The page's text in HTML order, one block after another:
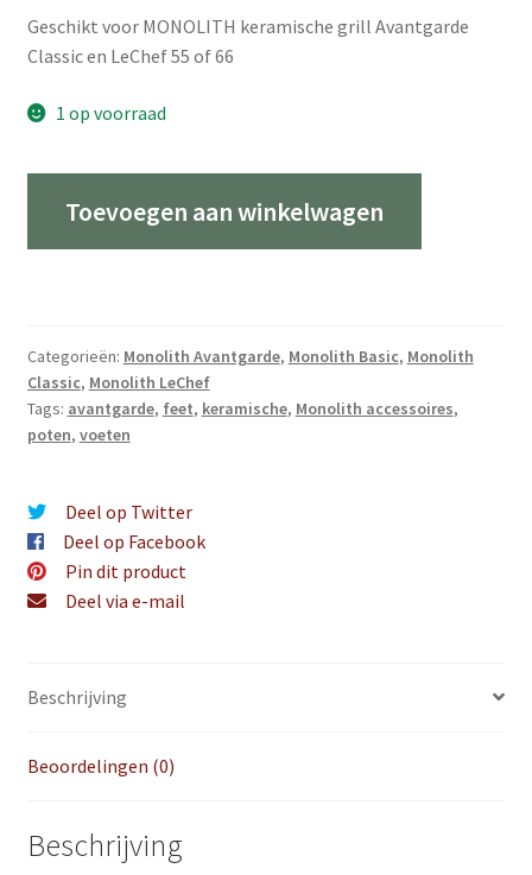
was:
is:
Geschikt voor MONOLITH keramische grill Avantgarde
Classic en LeChef 55 of 66
1 op voorraad
AVANTGARDE
keramische
(set)
aantal
Toevoegen aan winkelwagen
Categorieën: Monolith Avantgarde, Monolith Basic, Monolith
Classic, Monolith LeChef
Tags: avantgarde, feet, keramische, Monolith accessoires,
poten, voeten
Deel op Twitter
Deel op Facebook
Pin dit product
Deel via e-mail
Beschrijving
Beoordelingen (0)
Beschrijving